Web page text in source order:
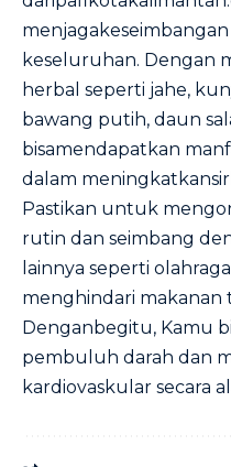
keseluruhan. Dengan
herbal seperti jahe,
bawang putih, daun
bisamendapatkan
dalam
Pastikan untuk
rutin dan seimbang
lainnya seperti
menghindari makanan
Denganbegitu, Kamu
pembuluh darah dan
kardiovaskular secara